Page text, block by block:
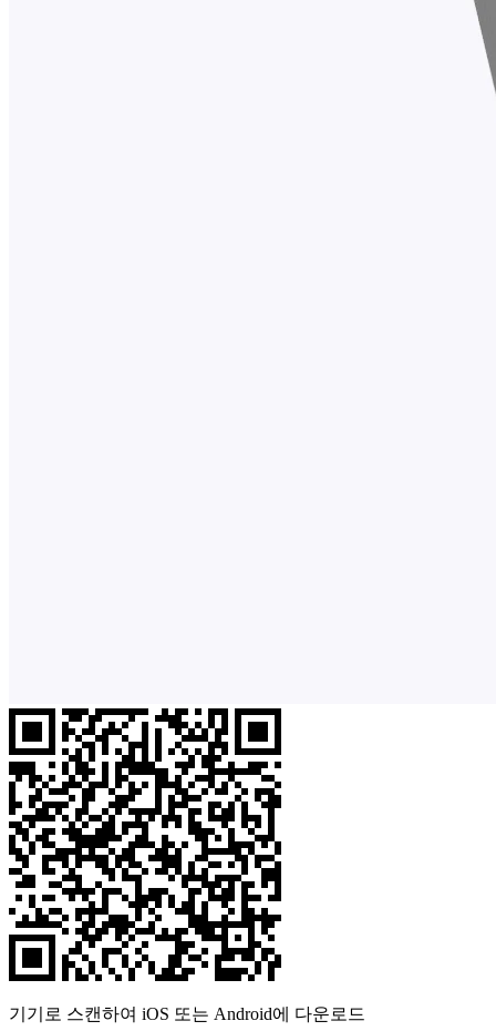
기기로 스캔하여 iOS 또는 Android에 다운로드